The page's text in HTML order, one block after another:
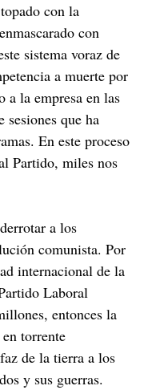
con la
con
sistema voraz de
a muerte por
a la empresa en las
que ha
En este proceso
Partido, miles nos
a los
comunista. Por
internacional de la
Laboral
entonces la
torrente
de la tierra a los
y sus guerras.